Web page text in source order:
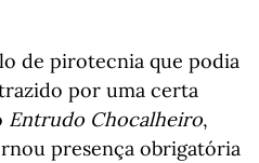
de pirotecnia que podia
por uma certa
Entrudo Chocalheiro,
presença obrigatória